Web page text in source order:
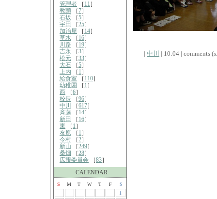
管理者 ［ 11 ］
教頭 ［7］
石坂 ［5］
宇田
［25］
加治屋 ［ 14］
草水 ［ 16］
川路 ［ 19］
吉永 ［3］
松元 ［33］
大石 ［5］
上内 ［ 1 ］
給食室 ［ 110］
幼稚園
［ 1 ］
西 ［6］
校長 ［96］
中川
［617］
斉藤 ［ 14］
新田
［ 16］
東 ［ 1 ］
友原 ［ 1 ］
今村 ［2］
新山 ［249］
桑畑
［28］
広報委員会 ［83］
CALENDAR
S M T W T F
S
1
| 中川 | 10:04 | comments